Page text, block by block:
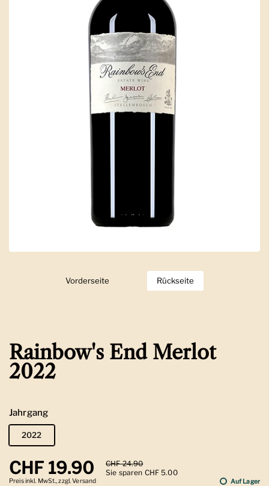
Zeige Folie 1
Vorderseite Zeige Folie 2
Rückseite
Rainbow's End Merlot
2022
Jahrgang
2022
Regulärer Preis
CHF 19.90 Sale-Preis
CHF 24.90
Sie sparen CHF 5.00
Preis inkl. MwSt., zzgl. Versand Auf Lager